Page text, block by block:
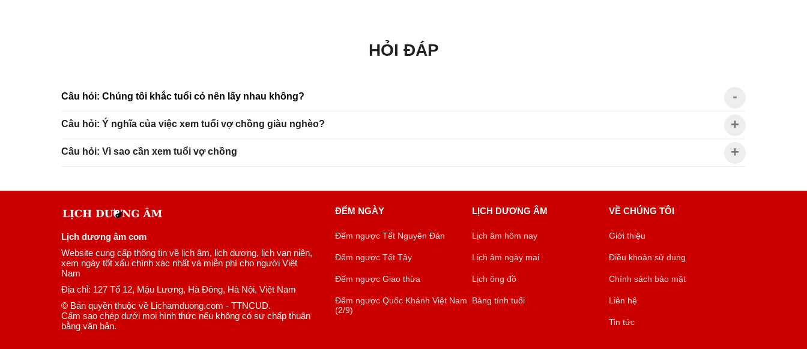
HỎI ĐÁP
Câu hỏi: Chúng tôi khắc tuổi có nên lấy nhau không?
Câu hỏi: Ý nghĩa của việc xem tuổi vợ chồng giàu nghèo?
Câu hỏi: Vì sao cần xem tuổi vợ chồng
Lịch dương âm com
Website cung cấp thông tin về lịch âm, lịch dương, lịch vạn niên,
xem ngày tốt xấu chính xác nhất và miễn phí cho người Việt
Nam
Địa chỉ: 127 Tổ 12, Mậu Lương, Hà Đông, Hà Nội, Việt Nam
© Bản quyền thuộc về Lichamduong.com - TTNCUD.
Cấm sao chép dưới mọi hình thức nếu không có sự chấp thuận
bằng văn bản.
ĐẾM NGÀY
Đếm ngược Tết Nguyên Đán
Đếm ngược Tết Tây
Đếm ngược Giao thừa
Đếm ngược Quốc Khánh Việt Nam
(2/9)
LỊCH DƯƠNG ÂM
Lịch âm hôm nay
Lịch âm ngày mai
Lịch ông đồ
Bảng tính tuổi
VỀ CHÚNG TÔI
Giới thiệu
Điều khoản sử dụng
Chính sách bảo mật
Liên hệ
Tin tức